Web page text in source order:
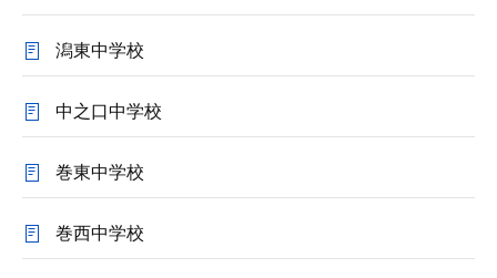
潟東中学校
中之口中学校
巻東中学校
巻西中学校